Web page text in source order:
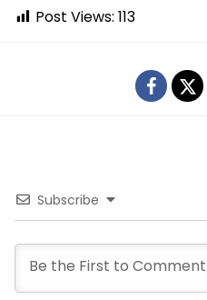
Post Views: 113
Subscribe